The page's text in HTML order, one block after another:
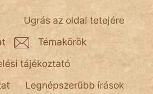
Ugrás az oldal tetejére
Témakörök
tájékoztató
Legnépszerűbb írások